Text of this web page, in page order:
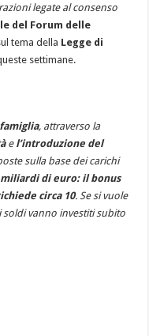
legate al consenso
del Forum delle
sul tema della Legge di
settimane.
, attraverso la
e l’introduzione del
sulla base dei carichi
miliardi di euro: il bonus
circa 10. Se si vuole
vanno investiti subito